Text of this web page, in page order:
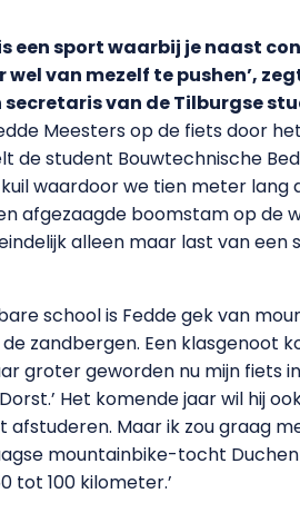
een sport waarbij je naast
wel van mezelf te pushen’,
van de Tilburgse
Meesters op de fiets door
de student Bouwtechnische
waardoor we tien meter
afgezaagde boomstam op de
alleen maar last van een
school is Fedde gek van
zandbergen. Een klasgenoot
groter geworden nu mijn fiets
Het komende jaar wil hij
afstuderen. Maar ik zou graag
mountainbike-tocht
tot 100 kilometer.’